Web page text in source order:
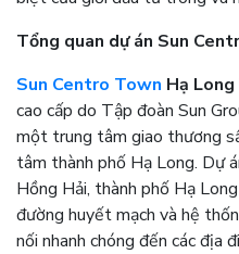
Tổng quan dự án Sun
Sun Centro Town Hạ Long
cao cấp do Tập đoàn Sun
một trung tâm giao thương
tâm thành phố Hạ Long. Dự
Hồng Hải, thành phố Hạ
đường huyết mạch và hệ
nối nhanh chóng đến các địa